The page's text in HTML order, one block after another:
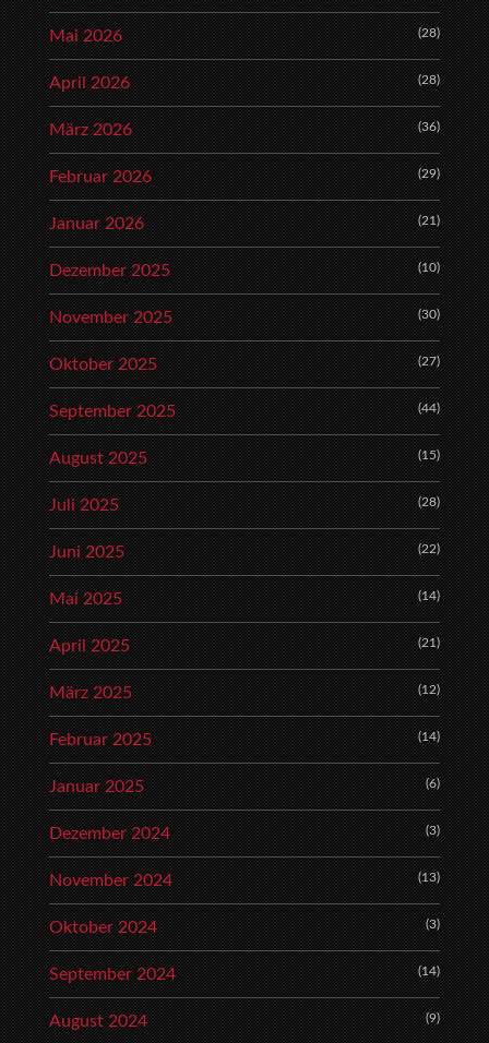
Mai 2026 (28)
April 2026 (28)
März 2026 (36)
Februar 2026 (29)
Januar 2026 (21)
Dezember 2025 (10)
November 2025 (30)
Oktober 2025 (27)
September 2025 (44)
August 2025 (15)
Juli 2025 (28)
Juni 2025 (22)
Mai 2025 (14)
April 2025 (21)
März 2025 (12)
Februar 2025 (14)
Januar 2025 (6)
Dezember 2024 (3)
November 2024 (13)
Oktober 2024 (3)
September 2024 (14)
August 2024 (9)